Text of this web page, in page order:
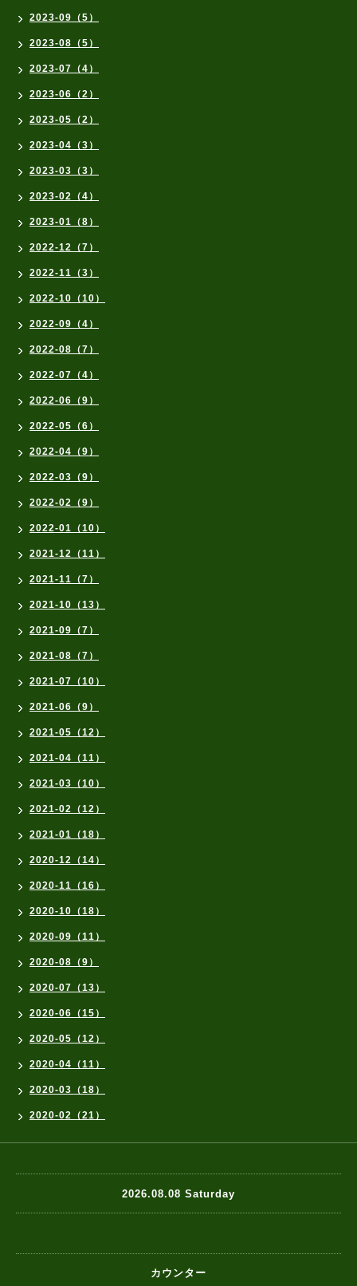
2023-09（5）
2023-08（5）
2023-07（4）
2023-06（2）
2023-05（2）
2023-04（3）
2023-03（3）
2023-02（4）
2023-01（8）
2022-12（7）
2022-11（3）
2022-10（10）
2022-09（4）
2022-08（7）
2022-07（4）
2022-06（9）
2022-05（6）
2022-04（9）
2022-03（9）
2022-02（9）
2022-01（10）
2021-12（11）
2021-11（7）
2021-10（13）
2021-09（7）
2021-08（7）
2021-07（10）
2021-06（9）
2021-05（12）
2021-04（11）
2021-03（10）
2021-02（12）
2021-01（18）
2020-12（14）
2020-11（16）
2020-10（18）
2020-09（11）
2020-08（9）
2020-07（13）
2020-06（15）
2020-05（12）
2020-04（11）
2020-03（18）
2020-02（21）
2026.08.08 Saturday
カウンター